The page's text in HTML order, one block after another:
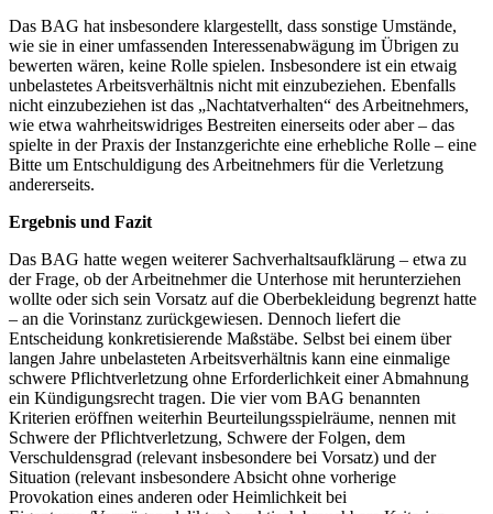
Das BAG hat insbesondere klargestellt, dass sonstige Umstände,
wie sie in einer umfassenden Interessenabwägung im Übrigen zu
bewerten wären, keine Rolle spielen. Insbesondere ist ein etwaig
unbelastetes Arbeitsverhältnis nicht mit einzubeziehen. Ebenfalls
nicht einzubeziehen ist das „Nachtatverhalten“ des Arbeitnehmers,
wie etwa wahrheitswidriges Bestreiten einerseits oder aber – das
spielte in der Praxis der Instanzgerichte eine erhebliche Rolle – eine
Bitte um Entschuldigung des Arbeitnehmers für die Verletzung
andererseits.
Ergebnis und Fazit
Das BAG hatte wegen weiterer Sachverhaltsaufklärung – etwa zu
der Frage, ob der Arbeitnehmer die Unterhose mit herunterziehen
wollte oder sich sein Vorsatz auf die Oberbekleidung begrenzt hatte
– an die Vorinstanz zurückgewiesen. Dennoch liefert die
Entscheidung konkretisierende Maßstäbe. Selbst bei einem über
langen Jahre unbelasteten Arbeitsverhältnis kann eine einmalige
schwere Pflichtverletzung ohne Erforderlichkeit einer Abmahnung
ein Kündigungsrecht tragen. Die vier vom BAG benannten
Kriterien eröffnen weiterhin Beurteilungsspielräume, nennen mit
Schwere der Pflichtverletzung, Schwere der Folgen, dem
Verschuldensgrad (relevant insbesondere bei Vorsatz) und der
Situation (relevant insbesondere Absicht ohne vorherige
Provokation eines anderen oder Heimlichkeit bei